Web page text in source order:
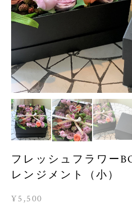
フレッシュフラワー
レンジメント（小）
¥5,500